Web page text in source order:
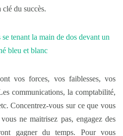
du succès.
vos forces, vos faiblesses, vos
communications, la comptabilité,
Concentrez-vous sur ce que vous
ne maitrisez pas, engagez des
gagner du temps. Pour vous